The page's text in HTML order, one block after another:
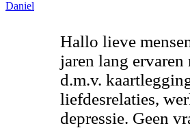
Hallo lieve
jaren lang
d.m.v.
liefdesrelaties,
depressie. Geen